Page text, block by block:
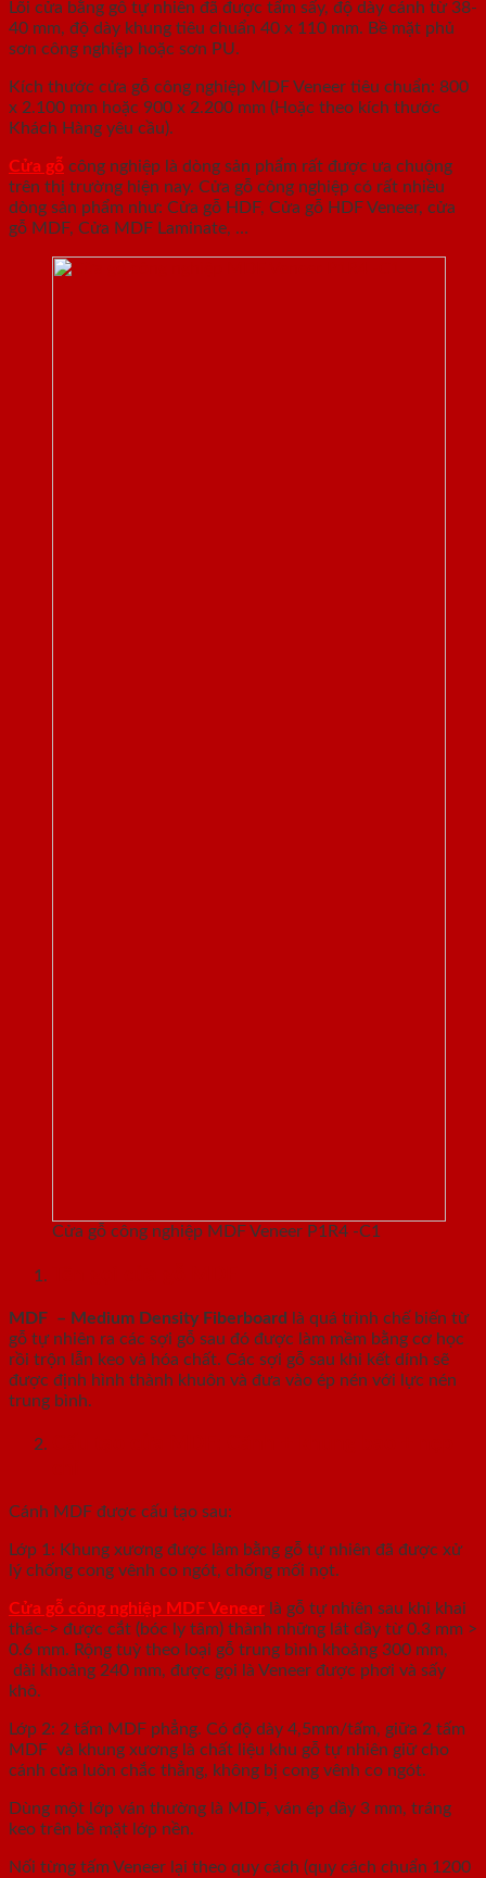
Lõi cửa bằng gỗ tự nhiên đã được tẩm sấy, độ dày cánh từ 38-
40 mm, độ dày khung tiêu chuẩn 40 x 110 mm. Bề mặt phủ
sơn công nghiệp hoặc sơn PU.
Kích thước cửa gỗ công nghiệp MDF Veneer tiêu chuẩn: 800
x 2.100 mm hoặc 900 x 2.200 mm (Hoặc theo kích thước
Khách Hàng yêu cầu).
Cửa gỗ công nghiệp là dòng sản phẩm rất được ưa chuộng
trên thị trường hiện nay. Cửa gỗ công nghiệp có rất nhiều
dòng sản phẩm như: Cửa gỗ HDF, Cửa gỗ HDF Veneer, cửa
gỗ MDF, Cửa MDF Laminate, …
Cửa gỗ công nghiệp MDF Veneer P1R4 -C1
MDF – Medium Density Fiberboard
là quá trình chế biến từ
gỗ tự nhiên ra các sợi gỗ sau đó được làm mềm bằng cơ học
rồi trộn lẫn keo và hóa chất. Các sợi gỗ sau khi kết dính sẽ
được định hình thành khuôn và đưa vào ép nén với lực nén
trung bình.
Cánh MDF được cấu tạo sau:
Lớp 1: Khung xương được làm bằng gỗ tự nhiên đã được xử
lý chống cong vênh co ngót, chống mối nọt.
Cửa gỗ công nghiệp MDF Veneer là gỗ tự nhiên sau khi khai
thác-> được cắt (bóc ly tâm) thành những lát dầy từ 0.3 mm >
0.6 mm. Rộng tuỳ theo loại gỗ trung bình khoảng 300 mm,
dài khoảng 240 mm, được gọi là Veneer được phơi và sấy
khô.
Lớp 2: 2 tấm MDF phẳng. Có độ dày 4,5mm/tấm, giữa 2 tấm
MDF và khung xương là chất liệu khu gỗ tự nhiên giữ cho
cánh cửa luôn chắc thẳng, không bị cong vênh co ngót.
Dùng một lớp ván thường là MDF, ván ép dầy 3 mm, tráng
keo trên bề mặt lớp nền.
Nối từng tấm Veneer lại theo quy cách (quy cách chuẩn 1200